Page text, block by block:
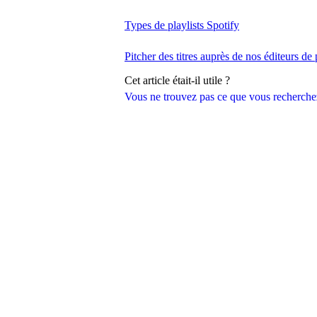
Vous ne trouvez pas ce que vous
Types de playlists Spotify
Pitcher des titres auprès de nos éditeurs de
Cet article était-il utile ?